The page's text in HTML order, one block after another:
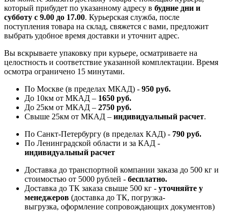
который прибудет по указанному адресу в будние дни и
субботу с 9.00 до 17.00. Курьерская служба, после
поступления товара на склад, свяжется с вами, предложит
выбрать удобное время доставки и уточнит адрес.
Вы вскрываете упаковку при курьере, осматриваете на
целостность и соответствие указанной комплектации. Время
осмотра ограничено 15 минутами.
По Москве (в пределах МКАД) - 950 руб.
До 10км от МКАД – 1650 руб.
До 25км от МКАД – 2750 руб.
Свыше 25км от МКАД – индивидуальный расчет.
По Санкт-Петербургу (в пределах КАД) - 790 руб.
По Ленинградской области и за КАД -
индивидуальный расчет
Доставка до транспортной компании заказа до 500 кг и
стоимостью от 5000 рублей - бесплатно.
Доставка до ТК заказа свыше 500 кг - уточняйте у
менеджеров (доставка до ТК, погрузка-
выгрузка, оформление сопровождающих документов)